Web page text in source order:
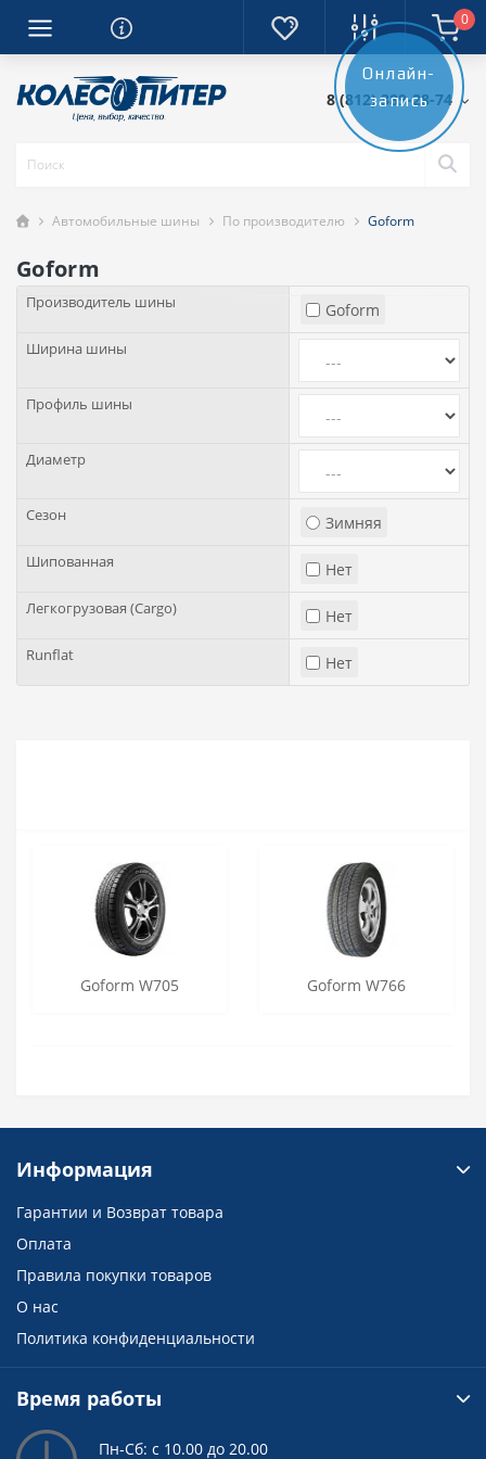
0
8 (812) 389-28-74
Автомобильные шины По производителю Goform
Goform
Производитель шины Goform
Ширина шины
Профиль шины
Диаметр
Сезон Зимняя
Шипованная Нет
Легкогрузовая (Cargo) Нет
Runflat Нет
Goform W705 Goform W766
Онлайн-
запись
Информация
Гарантии и Возврат товара
Оплата
Правила покупки товаров
О нас
Политика конфиденциальности
Время работы
Пн-Сб: с 10.00 до 20.00